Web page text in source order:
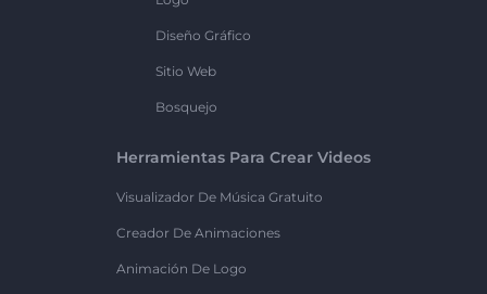
Diseño Gráfico
Sitio Web
Bosquejo
Herramientas Para Crear Videos
Visualizador De Música Gratuito
Creador De Animaciones
Animación De Logo